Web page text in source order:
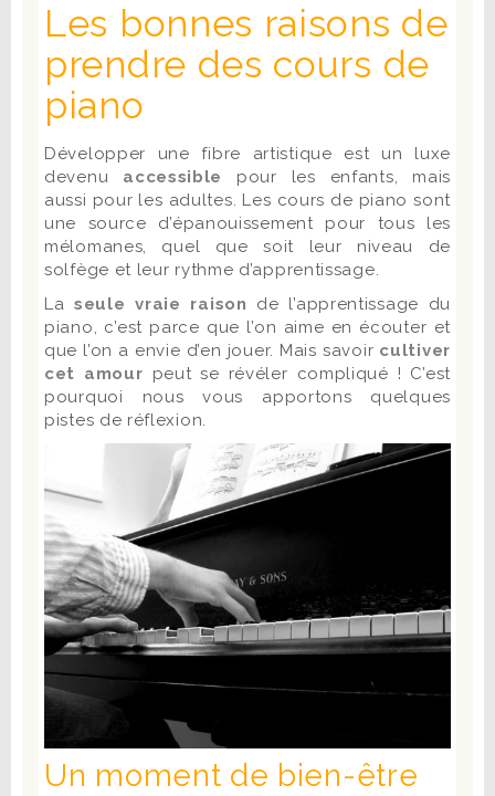
Les bonnes raisons de
prendre des cours de
piano
Développer une fibre artistique est un luxe
devenu accessible
pour les enfants, mais
aussi pour les adultes. Les cours de piano sont
une source d’épanouissement pour tous les
mélomanes, quel que soit leur niveau de
solfège et leur rythme d’apprentissage.
Laseule vraie raison de l’apprentissage du
piano, c’est parce que l’on aime en écouter et
que l’on a envie d’en jouer. Mais savoir cultiver
cet amour peut se révéler compliqué ! C’est
pourquoi nous vous apportons quelques
pistes de réflexion.
Un moment de bien-être